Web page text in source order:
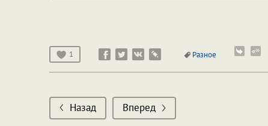
1 Разное
Назад Вперед